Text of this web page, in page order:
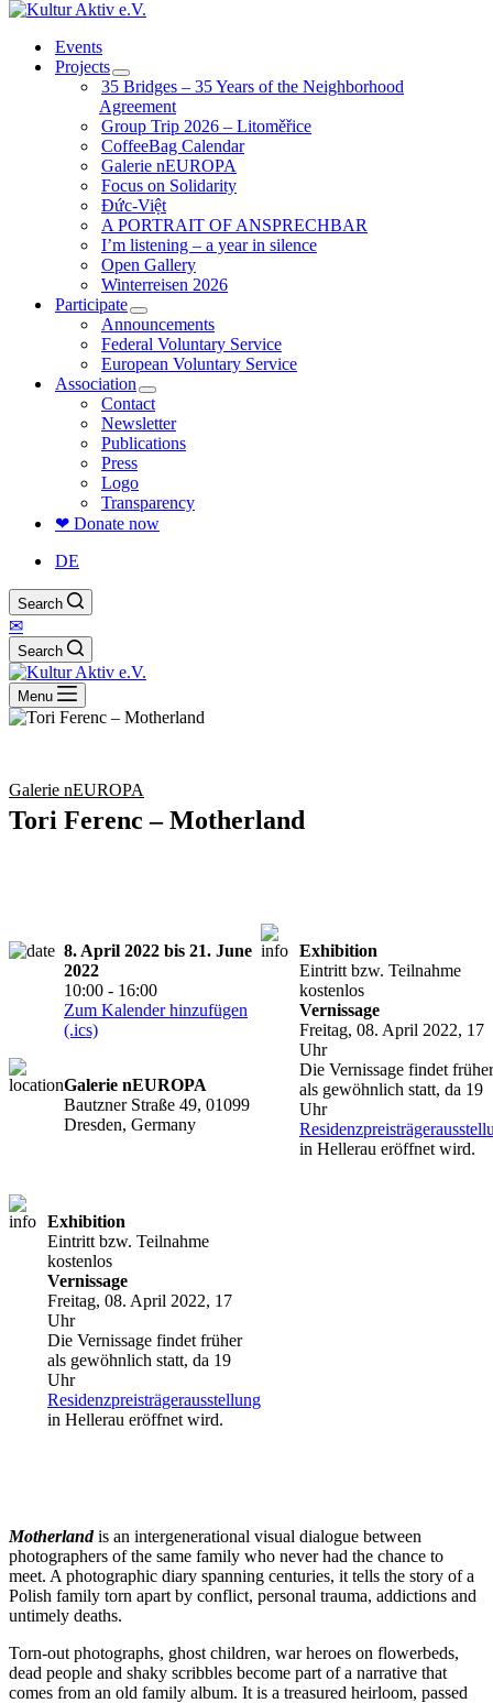
Events
Projects
35 Bridges – 35 Years of the Neighborhood
Agreement
Group Trip 2026 – Litoměřice
CoffeeBag Calendar
Galerie nEUROPA
Focus on Solidarity
Đức-Việt
A PORTRAIT OF ANSPRECHBAR
I’m listening – a year in silence
Open Gallery
Winterreisen 2026
Participate
Announcements
Federal Voluntary Service
European Voluntary Service
Association
Contact
Newsletter
Publications
Press
Logo
Transparency
❤ Donate now
DE
Search
✉
Search
Menu
Galerie nEUROPA
Tori Ferenc – Motherland
8. April 2022 bis 21. June
2022
10:00 - 16:00
Zum Kalender hinzufügen
(.ics)
Galerie nEUROPA
Bautzner Straße 49, 01099
Dresden, Germany
Exhibition
Eintritt bzw. Teilnahme
kostenlos
Vernissage
Freitag, 08. April 2022, 17
Uhr
Die Vernissage findet früher
als gewöhnlich statt, da 19
Uhr
in Hellerau eröffnet wird.
Exhibition
Eintritt bzw. Teilnahme
kostenlos
Vernissage
Freitag, 08. April 2022, 17
Uhr
Die Vernissage findet früher
als gewöhnlich statt, da 19
Uhr
Residenzpreisträgerausstellung
in Hellerau eröffnet wird.
Motherland is an intergenerational visual dialogue between
photographers of the same family who never had the chance to
meet. A photographic diary spanning centuries, it tells the story of a
Polish family torn apart by conflict, personal trauma, addictions and
untimely deaths.
Torn-out photographs, ghost children, war heroes on flowerbeds,
dead people and shaky scribbles become part of a narrative that
comes from an old family album. It is a treasured heirloom, passed